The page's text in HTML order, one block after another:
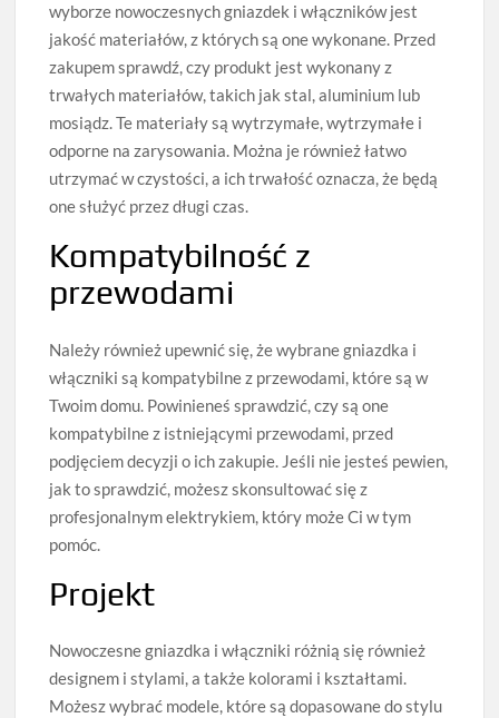
wyborze nowoczesnych gniazdek i włączników jest
jakość materiałów, z których są one wykonane. Przed
zakupem sprawdź, czy produkt jest wykonany z
trwałych materiałów, takich jak stal, aluminium lub
mosiądz. Te materiały są wytrzymałe, wytrzymałe i
odporne na zarysowania. Można je również łatwo
utrzymać w czystości, a ich trwałość oznacza, że będą
one służyć przez długi czas.
Kompatybilność z
przewodami
Należy również upewnić się, że wybrane gniazdka i
włączniki są kompatybilne z przewodami, które są w
Twoim domu. Powinieneś sprawdzić, czy są one
kompatybilne z istniejącymi przewodami, przed
podjęciem decyzji o ich zakupie. Jeśli nie jesteś pewien,
jak to sprawdzić, możesz skonsultować się z
profesjonalnym elektrykiem, który może Ci w tym
pomóc.
Projekt
Nowoczesne gniazdka i włączniki różnią się również
designem i stylami, a także kolorami i kształtami.
Możesz wybrać modele, które są dopasowane do stylu